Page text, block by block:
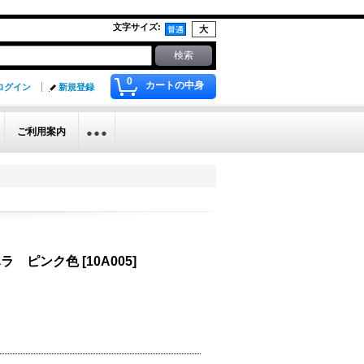
文字サイズ:
0 カートの中身
グイン 新規登録
ご利用案内
ラ ピンク色 [10A005]